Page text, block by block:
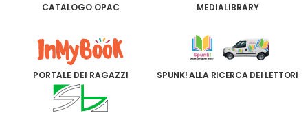
CATALOGO OPAC MEDIALIBRARY
PORTALE DEI RAGAZZI SPUNK! ALLA RICERCA DEI LETTORI